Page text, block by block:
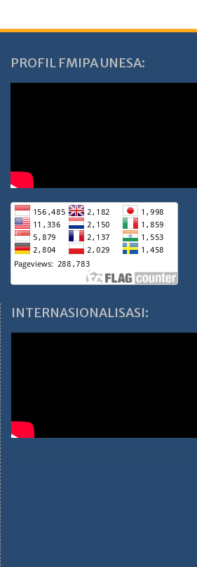
PROFIL FMIPA UNESA:
INTERNASIONALISASI: